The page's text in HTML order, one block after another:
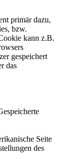
primär dazu,
bzw.
kann z.B.
gespeichert
das
Seite
des